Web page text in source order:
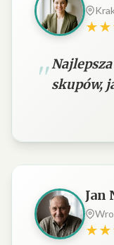
skupów,
Jan